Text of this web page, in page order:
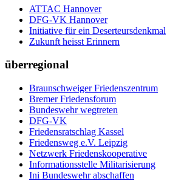
ATTAC Hannover
DFG-VK Hannover
Initiative für ein Deserteursdenkmal
Zukunft heisst Erinnern
überregional
Braunschweiger Friedenszentrum
Bremer Friedensforum
Bundeswehr wegtreten
DFG-VK
Friedensratschlag Kassel
Friedensweg e.V. Leipzig
Netzwerk Friedenskooperative
Informationsstelle Militarisierung
Ini Bundeswehr abschaffen